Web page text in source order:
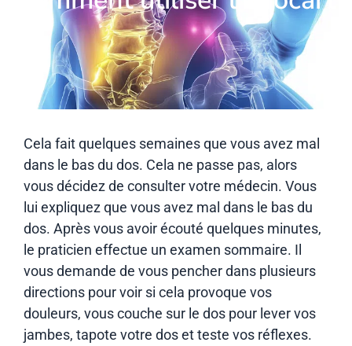
Cela fait quelques semaines que vous avez mal
dans le bas du dos. Cela ne passe pas, alors
vous décidez de consulter votre médecin. Vous
lui expliquez que vous avez mal dans le bas du
dos. Après vous avoir écouté quelques minutes,
le praticien effectue un examen sommaire. Il
vous demande de vous pencher dans plusieurs
directions pour voir si cela provoque vos
douleurs, vous couche sur le dos pour lever vos
jambes, tapote votre dos et teste vos réflexes.